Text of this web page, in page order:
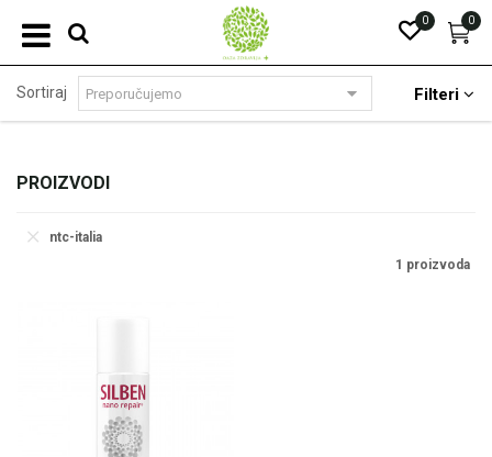
0
0
PROIZVODI
Sortiraj Filteri
ntc-italia
1 proizvoda